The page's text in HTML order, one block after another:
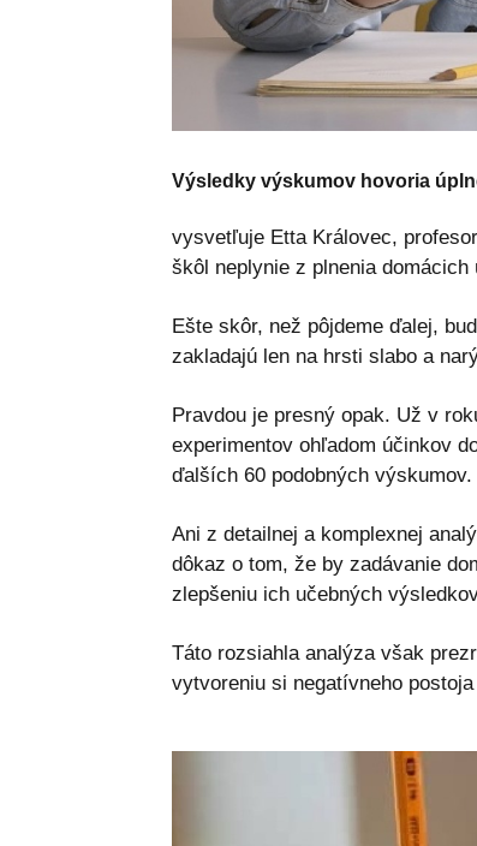
Výsledky výskumov hovoria
vysvetľuje Etta Královec,
škôl neplynie z plnenia
Ešte skôr, než pôjdeme ďalej,
zakladajú len na hrsti slabo a
Pravdou je presný opak. Už v
experimentov ohľadom účinkov
ďalších 60 podobných výskumov.
Ani z detailnej a komplexnej
dôkaz o tom, že by zadávanie
zlepšeniu ich učebných
Táto rozsiahla analýza však
vytvoreniu si negatívneho